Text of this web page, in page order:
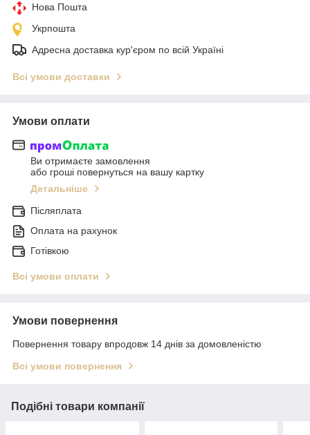
Нова Пошта
Укрпошта
Адресна доставка кур'єром по всій Україні
Всі умови доставки
Умови оплати
Ви отримаєте замовлення
або гроші повернуться на вашу картку
Детальніше
Післяплата
Оплата на рахунок
Готівкою
Всі умови оплати
Умови повернення
Повернення товару впродовж 14 днів за домовленістю
Всі умови повернення
Подібні товари компанії